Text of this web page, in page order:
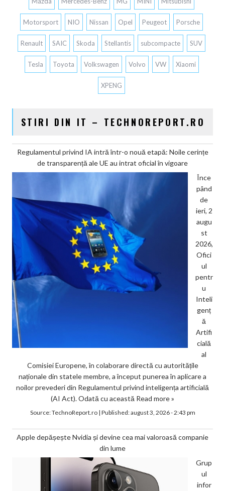
Motorsport NIO Nissan Opel Peugeot Porsche
Renault SAIC Skoda Stellantis subcompacte SUV
Tesla Toyota Volkswagen Volvo VW Xiaomi
XPENG
STIRI DIN IT – TECHNOREPORT.RO
Regulamentul privind IA intră într-o nouă etapă: Noile cerințe
de transparență ale UE au intrat oficial în vigoare
Înce
pând
de
ieri, 2
augu
st
2026,
Ofici
ul
pentr
u
Inteli
genț
ă
Artifi
cială
al
Comisiei Europene, în colaborare directă cu autoritățile
naționale din statele membre, a început punerea în aplicare a
noilor prevederi din Regulamentul privind inteligența artificială
(AI Act). Odată cu această Read more »
Source:TechnoReport.ro| Published:august 3, 2026 - 2:43 pm
Apple depășește Nvidia și devine cea mai valoroasă companie
din lume
Grup
ul
infor